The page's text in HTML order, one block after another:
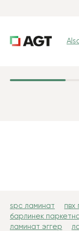
spc ламинат
пвх
барлинек
ламинат эггер